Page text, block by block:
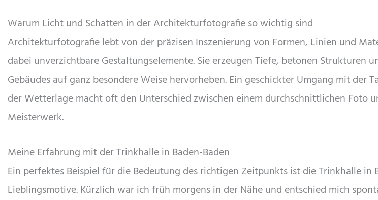
Warum Licht und Schatten in der Architekturfotografie so wichtig sind
Architekturfotografie lebt von der präzisen Inszenierung von Formen, Linien und
dabei unverzichtbare Gestaltungselemente. Sie erzeugen Tiefe, betonen Strukturen
Gebäudes auf ganz besondere Weise hervorheben. Ein geschickter Umgang mit der
der Wetterlage macht oft den Unterschied zwischen einem durchschnittlichen Foto
Meisterwerk.
Meine Erfahrung mit der Trinkhalle in Baden-Baden
Ein perfektes Beispiel für die Bedeutung des richtigen Zeitpunkts ist die Trinkhalle in
Lieblingsmotive. Kürzlich war ich früh morgens in der Nähe und entschied mich